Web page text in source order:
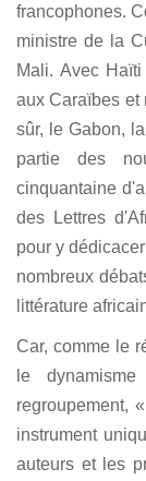
francophones.
ministre de la
Mali. Avec
aux Caraïbes et
sûr, le Gabon,
partie des
cinquantaine
des Lettres
pour y
nombreux
littérature
Car, comme le
le
regroupement,
instrument
auteurs et les